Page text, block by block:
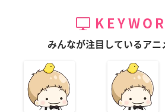
みんなが注目しているアニ